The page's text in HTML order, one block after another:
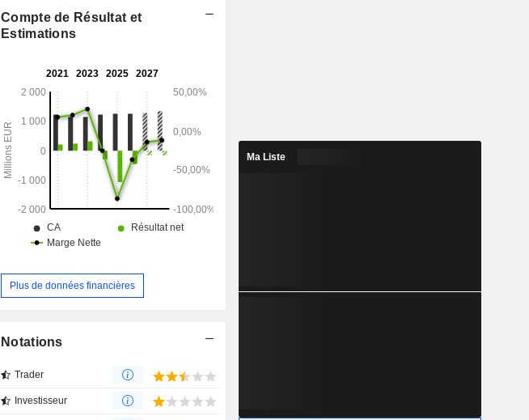
de ses ressources en orbite et de ses
infrastructures au sol permet à Eutelsat
ses clients dans le monde entier grâce à des
solutions intégrées.
Compte de Résultat et
Estimations
Plus de données financières
Notations
Trader
Investisseur
Ma Liste